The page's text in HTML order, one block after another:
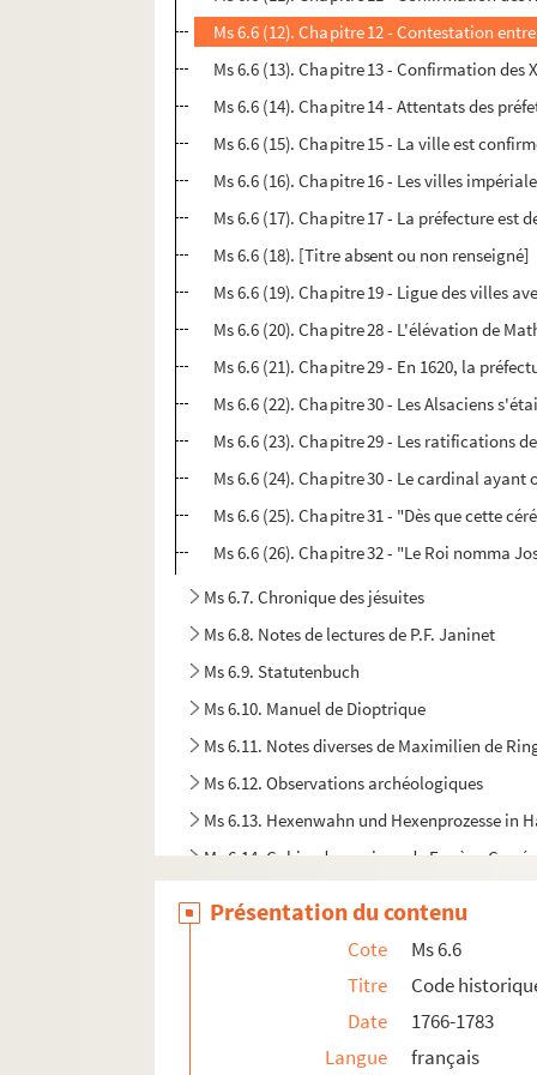
Ms 6.6 (12). Chapitre 12 - Contestation
Ms 6.6 (13). Chapitre 13 - Confirmation
Ms 6.6 (14). Chapitre 14 - Attentats des
Ms 6.6 (15). Chapitre 15 - La ville est
Ms 6.6 (16). Chapitre 16 - Les villes
Ms 6.6 (17). Chapitre 17 - La préfecture
Ms 6.6 (18). [Titre absent ou non renseigné]
Ms 6.6 (19). Chapitre 19 - Ligue des villes
Ms 6.6 (20). Chapitre 28 - L'élévation de
Ms 6.6 (21). Chapitre 29 - En 1620, la
Ms 6.6 (22). Chapitre 30 - Les Alsaciens
Ms 6.6 (23). Chapitre 29 - Les ratifications
Ms 6.6 (24). Chapitre 30 - Le cardinal
Ms 6.6 (25). Chapitre 31 - "Dès que cette
Ms 6.6 (26). Chapitre 32 - "Le Roi nomma
Ms 6.7. Chronique des jésuites
Ms 6.8. Notes de lectures de P.F. Janinet
Ms 6.9. Statutenbuch
Ms 6.10. Manuel de Dioptrique
Ms 6.11. Notes diverses de Maximilien de
Ms 6.12. Observations archéologiques
Ms 6.13. Hexenwahn und Hexenprozesse in
Ms 6.14. Cahier de musique de Eugène
Présentation du contenu
Cote
Ms 6.6
Titre
Code
Date
1766-1783
Langue
français